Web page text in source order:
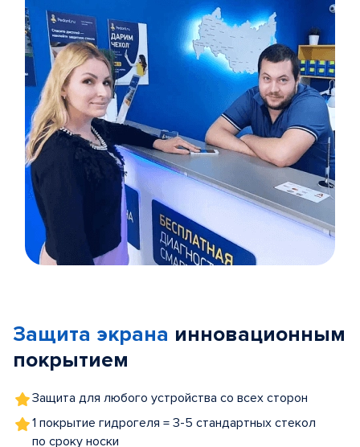
5
Защита экрана инновационным
покрытием
Защита для любого устройства со всех сторон
1 покрытие гидрогеля = 3-5 стандартных стекол
по сроку носки